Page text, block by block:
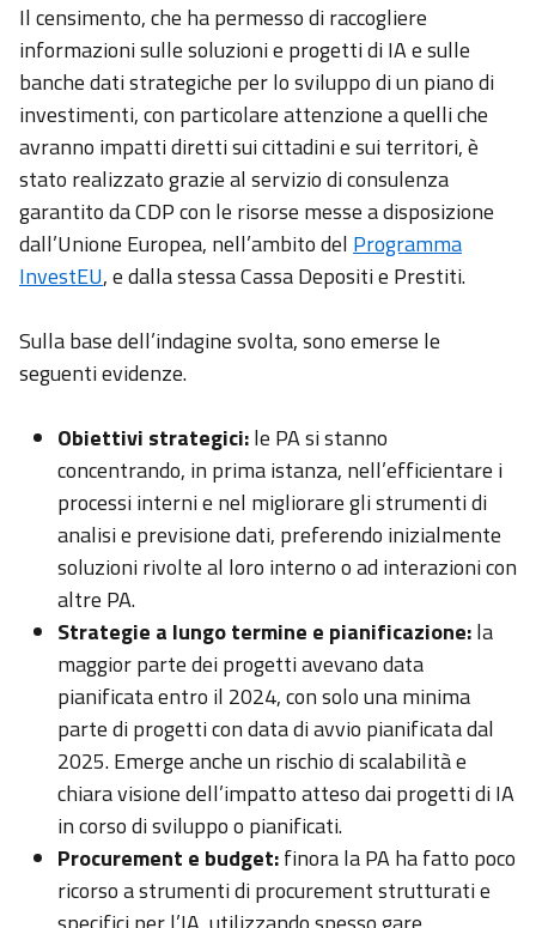
Il censimento, che ha permesso di raccogliere
informazioni sulle soluzioni e progetti di IA e sulle
banche dati strategiche per lo sviluppo di un piano di
investimenti, con particolare attenzione a quelli che
avranno impatti diretti sui cittadini e sui territori, è
stato realizzato grazie al servizio di consulenza
garantito da CDP con le risorse messe a disposizione
dall’Unione Europea, nell’ambito del Programma
InvestEU, e dalla stessa Cassa Depositi e Prestiti.
Sulla base dell’indagine svolta, sono emerse le
seguenti evidenze.
Obiettivi strategici:le PA si stanno
concentrando, in prima istanza, nell’efficientare i
processi interni e nel migliorare gli strumenti di
analisi e previsione dati, preferendo inizialmente
soluzioni rivolte al loro interno o ad interazioni con
altre PA.
Strategie a lungo termine e pianificazione:la
maggior parte dei progetti avevano data
pianificata entro il 2024, con solo una minima
parte di progetti con data di avvio pianificata dal
2025. Emerge anche un rischio di scalabilità e
chiara visione dell’impatto atteso dai progetti di IA
in corso di sviluppo o pianificati.
Procurement e budget:finora la PA ha fatto poco
ricorso a strumenti di procurement strutturati e